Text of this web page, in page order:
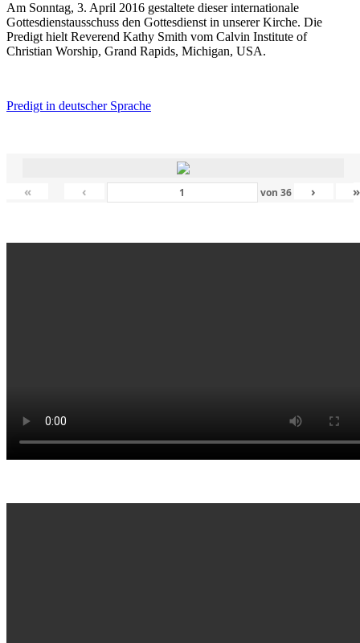
Am Sonntag, 3. April 2016 gestaltete dieser internationale
Gottesdienstausschuss den Gottesdienst in unserer Kirche. Die
Predigt hielt Reverend Kathy Smith vom Calvin Institute of
Christian Worship, Grand Rapids, Michigan, USA.
Predigt in deutscher Sprache
« ‹ von 36 › »